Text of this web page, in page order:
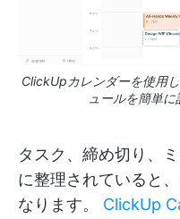
ClickUpカレンダーを使用
ュールを簡単に
タスク、締め切り、
に整理されていると
なります。
ClickUp